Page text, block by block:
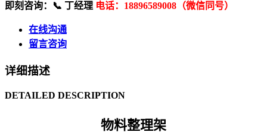
即刻咨询：​ 📞 丁经理 电话：18896589008（微信同号）
在线沟通
留言咨询
详细描述
DETAILED DESCRIPTION
物料整理架